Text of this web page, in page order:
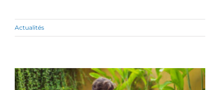
Actualités